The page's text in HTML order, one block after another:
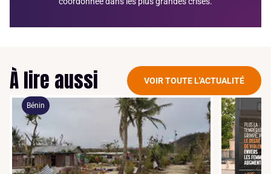
À lire aussi VOIR TOUTE L'ACTUALITÉ
Bénin